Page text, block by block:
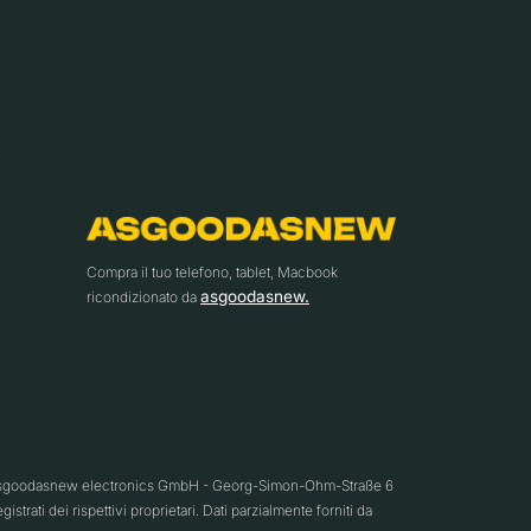
Compra il tuo telefono, tablet, Macbook
ricondizionato da asgoodasnew.
electronics GmbH - Georg-Simon-Ohm-Straße 6
dei rispettivi proprietari. Dati parzialmente forniti da